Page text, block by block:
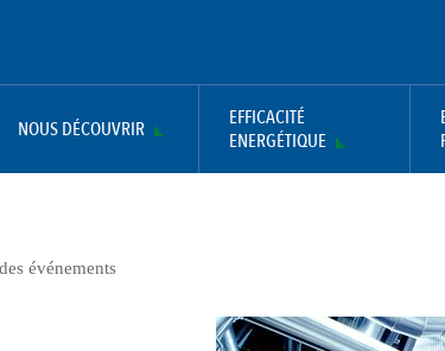
NAVIGATION
NOUS DÉCOUVRIR
EFFICACITÉ
ENERGÉTIQUE
événements